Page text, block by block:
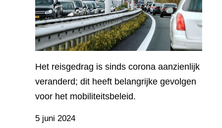
Het reisgedrag is sinds corona aanzienlijk
veranderd; dit heeft belangrijke gevolgen
voor het mobiliteitsbeleid.
5 juni 2024